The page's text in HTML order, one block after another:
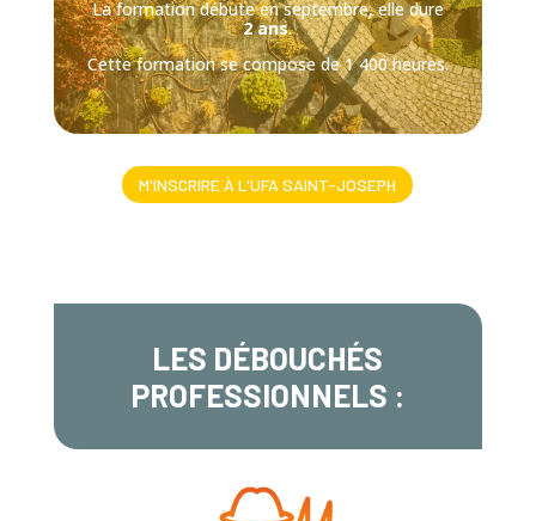
La formation débute en septembre, elle dure
2 ans.
Cette formation se compose de 1 400 heures.
M'INSCRIRE À L'UFA SAINT-JOSEPH
LES DÉBOUCHÉS
PROFESSIONNELS :